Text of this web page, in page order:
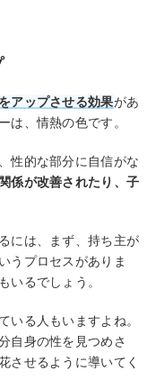
アップさせる効果があ
は、情熱の色です。
性的な部分に自信がな
係が改善されたり、子
には、まず、持ち主が
うプロセスがありま
いるでしょう。
いる人もいますよね。
自身の性を見つめさ
させるように導いてく